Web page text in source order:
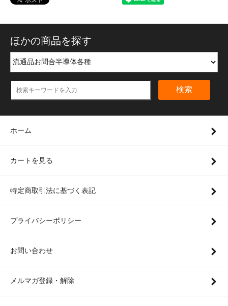
ほかの商品を探す
検索
ホーム
カートを見る
特定商取引法に基づく表記
プライバシーポリシー
お問い合わせ
メルマガ登録・解除